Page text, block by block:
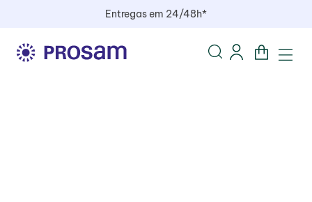
Entregas em 24/48h*